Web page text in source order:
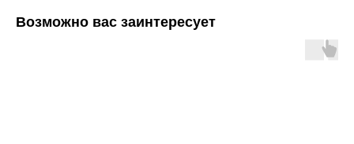
Возможно вас заинтересует